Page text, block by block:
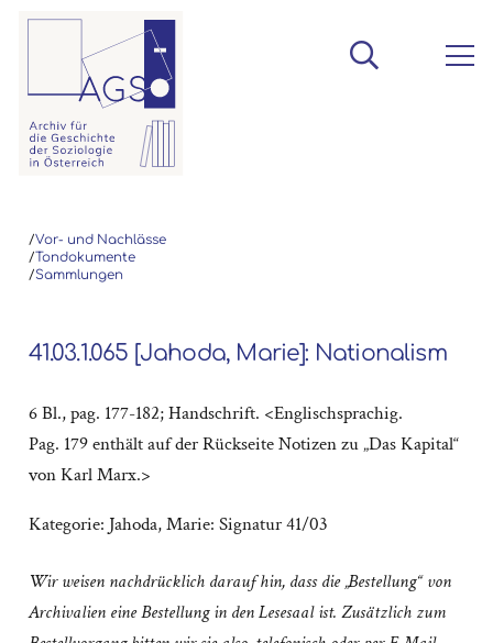
/Vor- und Nachlässe
/Tondokumente
/Sammlungen
41.03.1.065 [Jahoda, Marie]: Nationalism
6 Bl., pag. 177-182; Handschrift. <Englischsprachig.
Pag. 179 enthält auf der Rückseite Notizen zu „Das Kapital“
von Karl Marx.>
Kategorie: Jahoda, Marie: Signatur 41/03
Wir weisen nachdrücklich darauf hin, dass die „Bestellung“ von
Archivalien eine Bestellung in den Lesesaal ist. Zusätzlich zum